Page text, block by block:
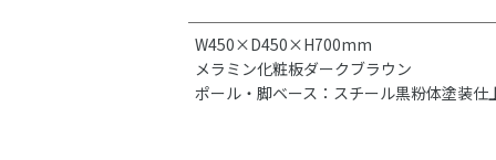
W450×D450×H700mm
メラミン化粧板ダークブラウン
ポール・脚ベース：スチール黒粉体塗装仕